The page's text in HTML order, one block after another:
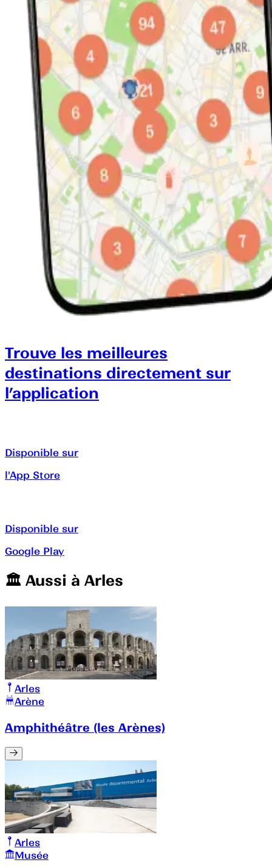
Trouve les meilleures
destinations directement sur
l’application
Disponible sur
l'App Store
Disponible sur
Google Play
🏛️️ Aussi à Arles
Arles
Arène
Amphithéâtre (les Arènes)
Arles
Musée